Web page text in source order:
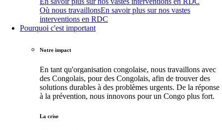
Où nous travaillonsEn savoir plus sur nos vastes
interventions en RDC
Pourquoi c'est important
Notre impact
En tant qu'organisation congolaise, nous travaillons avec
des Congolais, pour des Congolais, afin de trouver des
solutions durables à des problèmes urgents. De la réponse
à la prévention, nous innovons pour un Congo plus fort.
La crise